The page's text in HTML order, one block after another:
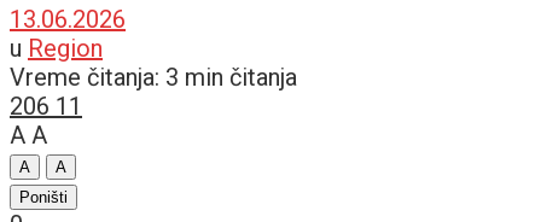
13.06.2026
u Region
Vreme čitanja: 3 min čitanja
206 11
A A
A
A
Poništi